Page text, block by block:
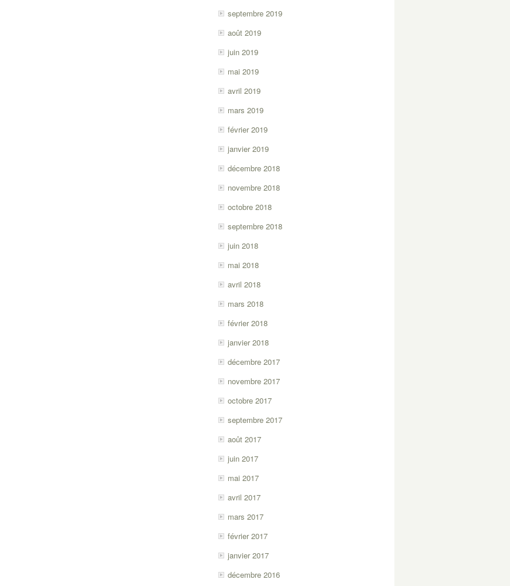
septembre 2019
août 2019
juin 2019
mai 2019
avril 2019
mars 2019
février 2019
janvier 2019
décembre 2018
novembre 2018
octobre 2018
septembre 2018
juin 2018
mai 2018
avril 2018
mars 2018
février 2018
janvier 2018
décembre 2017
novembre 2017
octobre 2017
septembre 2017
août 2017
juin 2017
mai 2017
avril 2017
mars 2017
février 2017
janvier 2017
décembre 2016